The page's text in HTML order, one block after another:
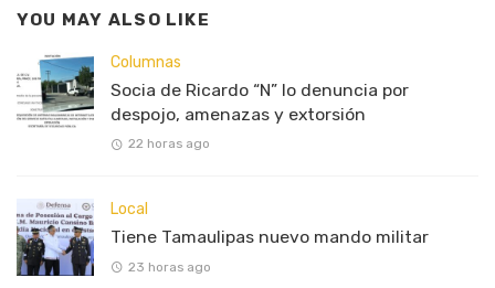
YOU MAY ALSO LIKE
Columnas
Socia de Ricardo “N” lo denuncia por
despojo, amenazas y extorsión
22 horas ago
Local
Tiene Tamaulipas nuevo mando militar
23 horas ago